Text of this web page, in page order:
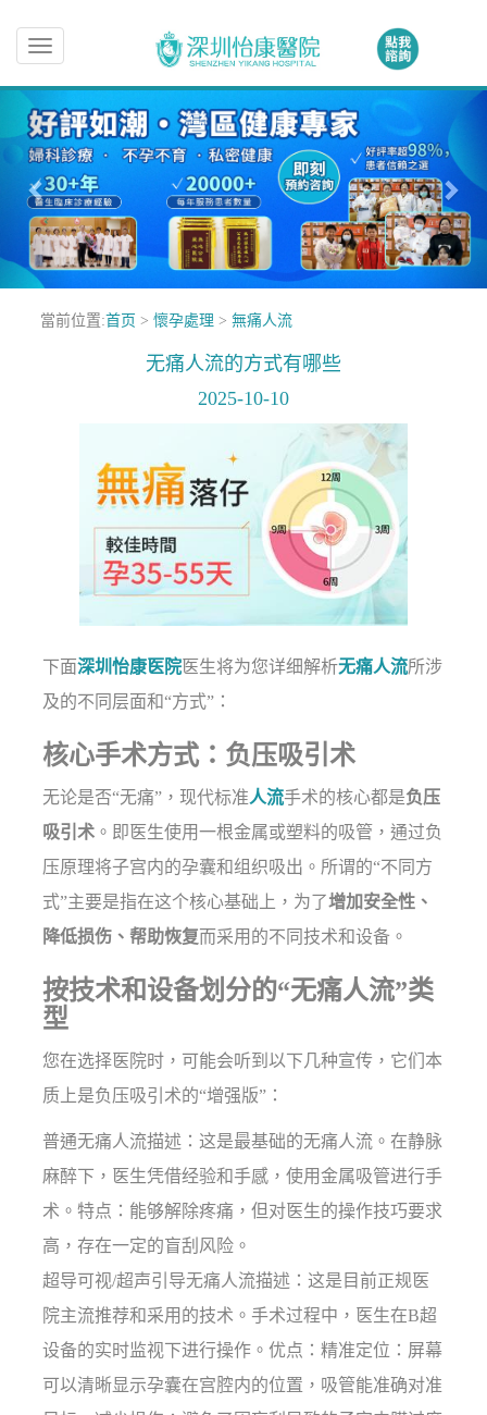
Toggle
navigation
當前位置:首页 > 懷孕處理 > 無痛人流
无痛人流的方式有哪些
2025-10-10
下面深圳怡康医院医生将为您详细解析无痛人流所涉
及的不同层面和“方式”：
核心手术方式：负压吸引术
无论是否“无痛”，现代标准人流手术的核心都是负压
吸引术 。即医生使用一根金属或塑料的吸管，通过负
压原理将子宫内的孕囊和组织吸出。所谓的“不同方
式”主要是指在这个核心基础上，为了增加安全性、
降低损伤、帮助恢复而采用的不同技术和设备。
按技术和设备划分的“无痛人流”类
型
您在选择医院时，可能会听到以下几种宣传，它们本
质上是负压吸引术的“增强版”：
普通无痛人流描述：这是最基础的无痛人流。在静脉
麻醉下，医生凭借经验和手感，使用金属吸管进行手
术。特点：能够解除疼痛，但对医生的操作技巧要求
高，存在一定的盲刮风险。
超导可视/超声引导无痛人流描述：这是目前正规医
院主流推荐和采用的技术。手术过程中，医生在B超
设备的实时监视下进行操作。优点：精准定位：屏幕
可以清晰显示孕囊在宫腔内的位置，吸管能准确对准